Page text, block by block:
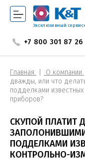
Эксклюзивный
+7 800 301 87 26
Главная О компании
дважды, или что
подделками
приборов?
СКУПОЙ ПЛАТИТ
ПОДДЕЛКАМИ
КОНТРОЛЬНО-